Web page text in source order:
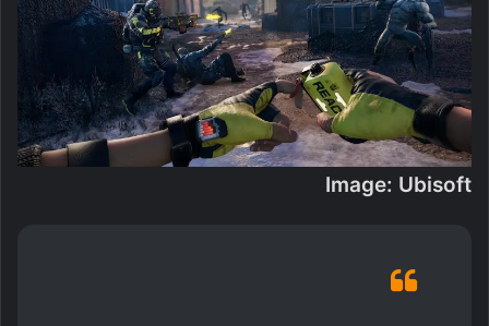
Image: Ubisoft